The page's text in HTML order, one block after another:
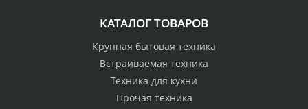
КАТАЛОГ ТОВАРОВ
Крупная бытовая техника
Встраиваемая техника
Техника для кухни
Прочая техника